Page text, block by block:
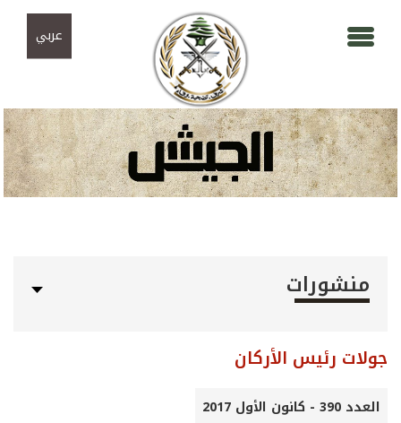
عربي
منشورات
جولات رئيس الأركان
العدد 390 - كانون الأول 2017